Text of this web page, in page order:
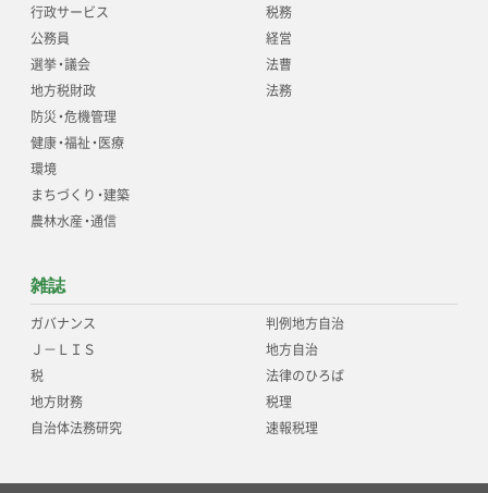
行政サービス
公務員
選挙・議会
地方税財政
防災・危機管理
健康・福祉・医療
環境
まちづくり・建築
農林水産・通信
税務
経営
法曹
法務
雑誌
ガバナンス
Ｊ－ＬＩＳ
税
地方財務
自治体法務研究
判例地方自治
地方自治
法律のひろば
税理
速報税理